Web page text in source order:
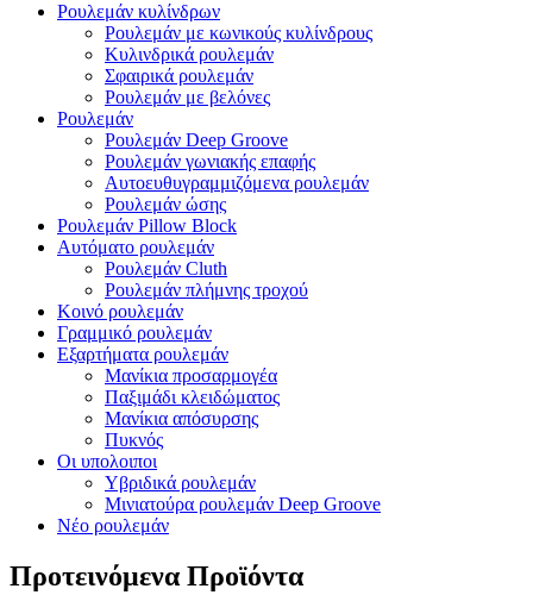
Ρουλεμάν κυλίνδρων
Ρουλεμάν με κωνικούς κυλίνδρους
Κυλινδρικά ρουλεμάν
Σφαιρικά ρουλεμάν
Ρουλεμάν με βελόνες
Ρουλεμάν
Ρουλεμάν Deep Groove
Ρουλεμάν γωνιακής επαφής
Αυτοευθυγραμμιζόμενα ρουλεμάν
Ρουλεμάν ώσης
Ρουλεμάν Pillow Block
Αυτόματο ρουλεμάν
Ρουλεμάν Cluth
Ρουλεμάν πλήμνης τροχού
Κοινό ρουλεμάν
Γραμμικό ρουλεμάν
Εξαρτήματα ρουλεμάν
Μανίκια προσαρμογέα
Παξιμάδι κλειδώματος
Μανίκια απόσυρσης
Πυκνός
Οι υπολοιποι
Υβριδικά ρουλεμάν
Μινιατούρα ρουλεμάν Deep Groove
Νέο ρουλεμάν
Προτεινόμενα Προϊόντα